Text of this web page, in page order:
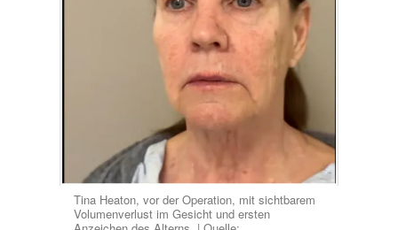
Tina Heaton, vor der Operation, mit sichtbarem
Volumenverlust im Gesicht und ersten